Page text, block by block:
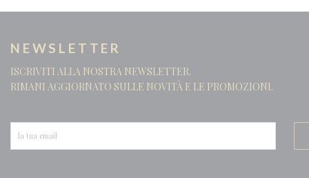
JAMESON
JIM BEAM HONEY
JIM BEAM WHITE
JOHNNIE WALKER RED LABEL
NEWSLETTER
ISCRIVITI ALLA NOSTRA NEWSLETTER.
RIMANI AGGIORNATO SULLE NOVITÀ E LE PROMOZIONI.